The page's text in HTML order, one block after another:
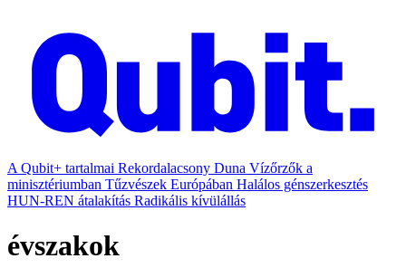
A Qubit+ tartalmai Rekordalacsony Duna Vízőrzők a
minisztériumban Tűzvészek Európában Halálos génszerkesztés
HUN-REN átalakítás Radikális kívülállás
évszakok